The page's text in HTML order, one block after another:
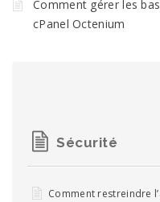
Comment gérer les
cPanel Octenium
Sécurité
Comment restreindre